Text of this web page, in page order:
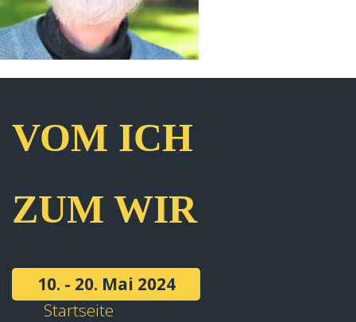
VOM ICH
ZUM WIR
10. - 20. Mai 2024
Startseite